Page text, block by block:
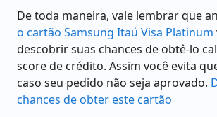
De toda maneira, vale lembrar que
o cartão Samsung Itaú Visa Platinum
descobrir suas chances de obtê-lo
score de crédito. Assim você evita
caso seu pedido não seja aprovado.
chances de obter este cartão